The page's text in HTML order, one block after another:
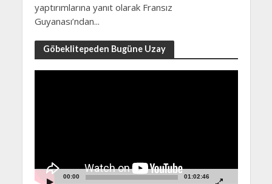
yaptırımlarına yanıt olarak Fransız
Guyanası’ndan...
Göbeklitepeden Bugüne Uzay
00:00 01:02:46